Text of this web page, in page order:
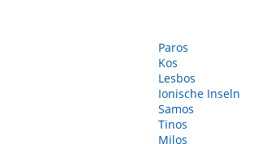
Paros
Kos
Lesbos
Ionische Inseln
Samos
Tinos
Milos